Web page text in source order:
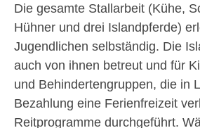
Die gesamte Stallarbeit (Kühe,
Hühner und drei Islandpferde)
Jugendlichen selbständig. Die
auch von ihnen betreut und für
und Behindertengruppen, die in
Bezahlung eine Ferienfreizeit
Reitprogramme durchgeführt.